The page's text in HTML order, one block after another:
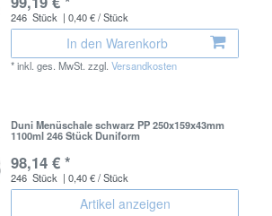
246 Stück | 0,40 € / Stück
In den Warenkorb
*inkl. ges. MwSt. zzgl.Versandkosten
Duni Menüschale schwarz PP 250x159x43mm
1100ml 246 Stück Duniform
98,14 € *
246 Stück | 0,40 € / Stück
Artikel anzeigen